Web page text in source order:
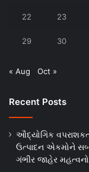
22 23
29 30
« Aug Oct »
Recent Posts
ઔદ્યોગિક
ઉત્પાદન એકમોને
ગંભીર જાહેર મહત્વનો